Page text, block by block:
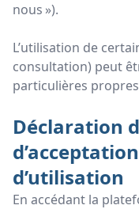
nous »).
L’utilisation de
consultation) peut
particulières
Déclaration
d’utilisation
En accédant la